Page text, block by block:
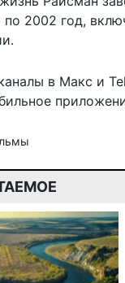
по 2002 год,
в Макс и